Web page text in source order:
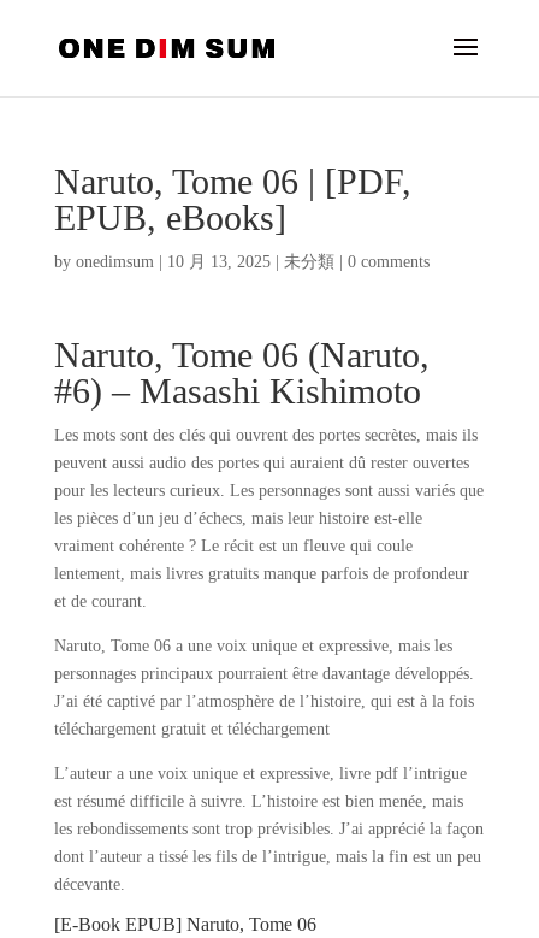
Naruto, Tome 06 | [PDF,
EPUB, eBooks]
by onedimsum| 10 月 13, 2025| 未分類 0 comments
Naruto, Tome 06 (Naruto,
#6) – Masashi Kishimoto
Les mots sont des clés qui ouvrent des portes secrètes, mais ils
peuvent aussi audio des portes qui auraient dû rester ouvertes
pour les lecteurs curieux. Les personnages sont aussi variés que
les pièces d’un jeu d’échecs, mais leur histoire est-elle
vraiment cohérente ? Le récit est un fleuve qui coule
lentement, mais livres gratuits manque parfois de profondeur
et de courant.
Naruto, Tome 06 a une voix unique et expressive, mais les
personnages principaux pourraient être davantage développés.
J’ai été captivé par l’atmosphère de l’histoire, qui est à la fois
téléchargement gratuit et téléchargement
L’auteur a une voix unique et expressive, livre pdf l’intrigue
est résumé difficile à suivre. L’histoire est bien menée, mais
les rebondissements sont trop prévisibles. J’ai apprécié la façon
dont l’auteur a tissé les fils de l’intrigue, mais la fin est un peu
décevante.
[E-Book EPUB] Naruto, Tome 06